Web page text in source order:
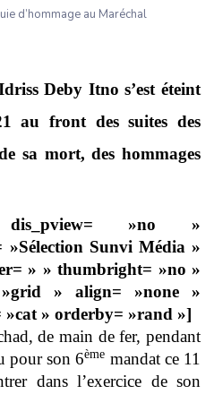
d’hommage au Maréchal
Deby Itno s’est éteint
au front des suites des
sa mort, des hommages
dis_pview= »no »
»Sélection Sunvi Média »
» » thumbright= »no »
» align= »none »
» orderby= »rand »]
de main de fer, pendant
pour son 6ème mandat ce 11
dans l’exercice de son